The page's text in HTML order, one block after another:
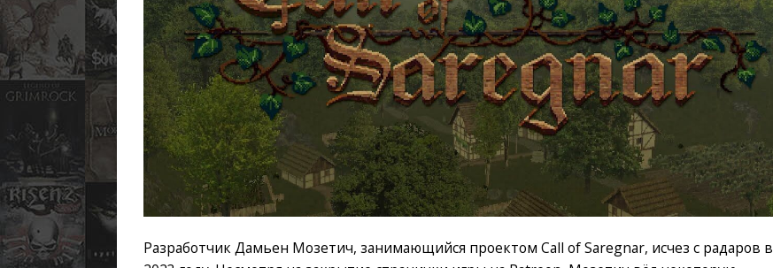
Разработчик Дамьен Мозетич, занимающийся проектом Call of Saregnar, исчез с радаров в